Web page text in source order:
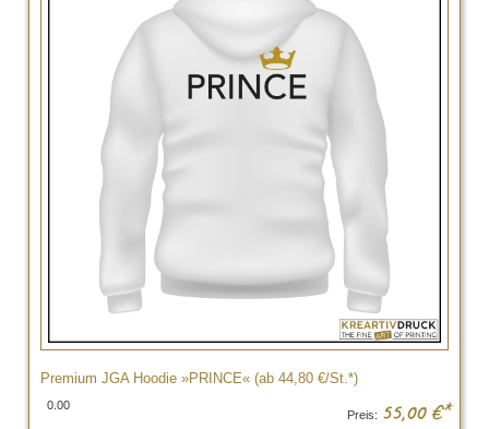
Premium JGA Hoodie »PRINCE« (ab 44,80 €/St.*)
0.00
Preis: 55,00 €*